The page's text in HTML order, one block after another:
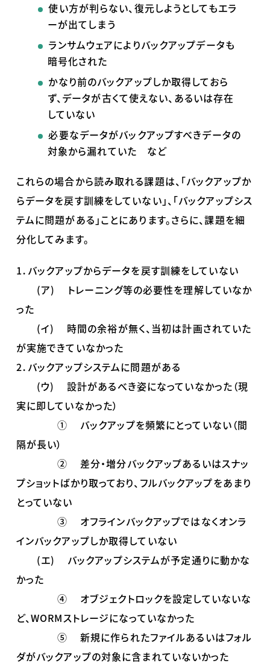
使い方が判らない、復元しようとしてもエラ
ーが出てしまう
ランサムウェアによりバックアップデータも
暗号化された
かなり前のバックアップしか取得しておら
ず、データが古くて使えない、あるいは存在
していない
必要なデータがバックアップすべきデータの
対象から漏れていた など
これらの場合から読み取れる課題は、「バックアップか
らデータを戻す訓練をしていない」、「バックアップシス
テムに問題がある」ことにあります。さらに、課題を細
分化してみます。
1．バックアップからデータを戻す訓練をしていない
(ア) トレーニング等の必要性を理解していなか
った
(イ) 時間の余裕が無く、当初は計画されていた
が実施できていなかった
2．バックアップシステムに問題がある
(ウ) 設計があるべき姿になっていなかった（現
実に即していなかった）
① バックアップを頻繁にとっていない（間
隔が長い）
② 差分・増分バックアップあるいはスナッ
プショットばかり取っており、フルバックアップをあまり
とっていない
③ オフラインバックアップではなくオンラ
インバックアップしか取得していない
(エ) バックアップシステムが予定通りに動かな
かった
④ オブジェクトロックを設定していないな
ど、WORMストレージになっていなかった
⑤ 新規に作られたファイルあるいはフォル
ダがバックアップの対象に含まれていないかった